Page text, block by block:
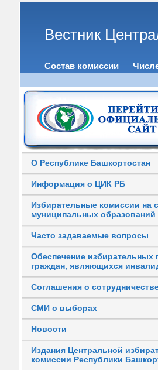
Вестник
Состав комиссии
О Республике Башкортостан
Информация о ЦИК РБ
Избирательные комиссии на
муниципальных образований
Часто задаваемые вопросы
Обеспечение избирательных
граждан, являющихся
Соглашения о
СМИ о выборах
Новости
Издания Центральной
комиссии Республики